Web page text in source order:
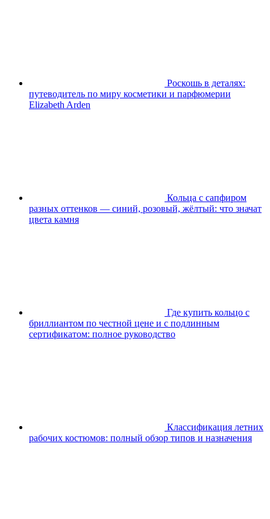
Роскошь в деталях:
путеводитель по миру косметики и парфюмерии
Elizabeth Arden
Кольца с сапфиром
разных оттенков — синий, розовый, жёлтый: что значат
цвета камня
Где купить кольцо с
бриллиантом по честной цене и с подлинным
сертификатом: полное руководство
Классификация летних
рабочих костюмов: полный обзор типов и назначения